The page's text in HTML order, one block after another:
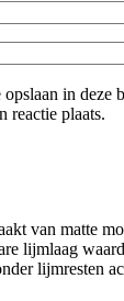
in deze
reactie plaats.
van matte
lijmlaag
lijmresten